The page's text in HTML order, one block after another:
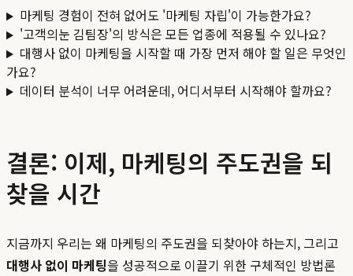
마케팅 경험이 전혀 없어도 '마케팅 자립'이 가능한가요?
'고객의눈 김팀장'의 방식은 모든 업종에 적용될 수 있나요?
대행사 없이 마케팅을 시작할 때 가장 먼저 해야 할 일은 무엇인
가요?
데이터 분석이 너무 어려운데, 어디서부터 시작해야 할까요?
결론: 이제, 마케팅의 주도권을 되
찾을 시간
지금까지 우리는 왜 마케팅의 주도권을 되찾아야 하는지, 그리고
대행사 없이 마케팅을 성공적으로 이끌기 위한 구체적인 방법론